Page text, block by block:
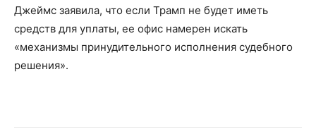
Джеймс заявила, что если Трамп не будет иметь
средств для уплаты, ее офис намерен искать
«механизмы принудительного исполнения судебного
решения».